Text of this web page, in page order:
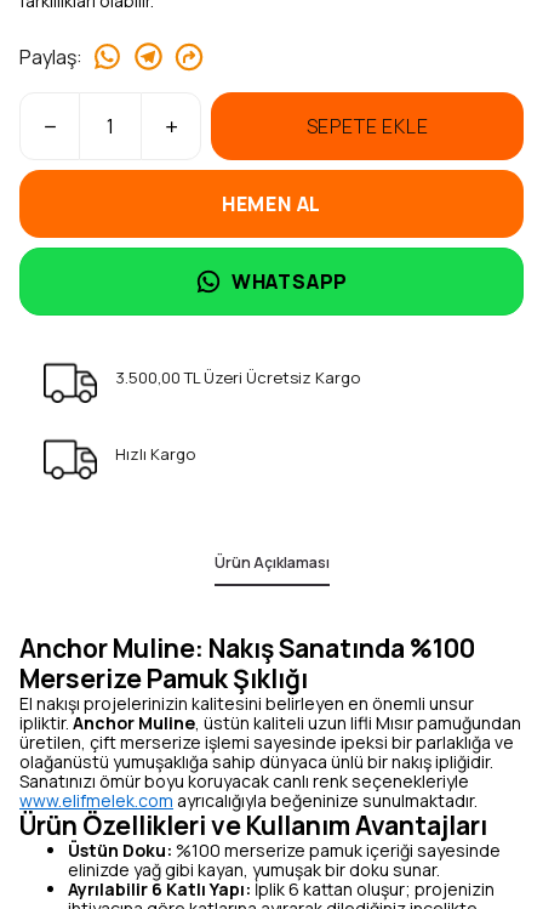
Paylaş:
SEPETE EKLE
HEMEN AL
WHATSAPP
3.500,00 TL Üzeri Ücretsiz Kargo
Hızlı Kargo
Ürün Açıklaması
Anchor Muline: Nakış Sanatında %100
Merserize Pamuk Şıklığı
El nakışı projelerinizin kalitesini belirleyen en önemli unsur
ipliktir.Anchor Muline, üstün kaliteli uzun lifli Mısır pamuğundan
üretilen, çift merserize işlemi sayesinde ipeksi bir parlaklığa ve
olağanüstü yumuşaklığa sahip dünyaca ünlü bir nakış ipliğidir.
Sanatınızı ömür boyu koruyacak canlı renk seçenekleriyle
www.elifmelek.com ayrıcalığıyla beğeninize sunulmaktadır.
Ürün Özellikleri ve Kullanım Avantajları
Üstün Doku: %100 merserize pamuk içeriği sayesinde
elinizde yağ gibi kayan, yumuşak bir doku sunar.
Ayrılabilir 6 Katlı Yapı: İplik 6 kattan oluşur; projenizin